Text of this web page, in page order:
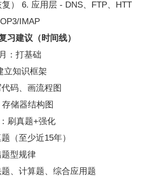
） 6. 应用层 - DNS、FTP、HTT
IMAP
习建议（时间线）
：打基础
立知识框架
码、画流程图
储器结构图
刷真题+强化
（至少近15年）
型规律
、计算题、综合应用题